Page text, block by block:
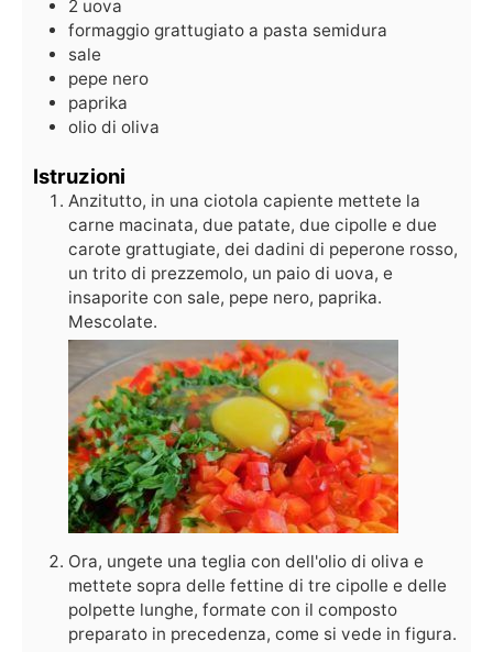
2 uova
formaggio grattugiato a pasta semidura
sale
pepe nero
paprika
olio di oliva
Istruzioni
Anzitutto, in una ciotola capiente mettete la
carne macinata, due patate, due cipolle e due
carote grattugiate, dei dadini di peperone rosso,
un trito di prezzemolo, un paio di uova, e
insaporite con sale, pepe nero, paprika.
Mescolate.
Ora, ungete una teglia con dell'olio di oliva e
mettete sopra delle fettine di tre cipolle e delle
polpette lunghe, formate con il composto
preparato in precedenza, come si vede in figura.